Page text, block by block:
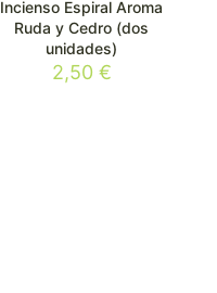
Incienso Espiral Aroma
Ruda y Cedro (dos
unidades)
2,50 €